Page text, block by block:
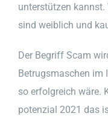
unterstützen kannst.
sind weiblich und
Der Begriff Scam
Betrugsmaschen im
so erfolgreich wäre.
potenzial 2021 das